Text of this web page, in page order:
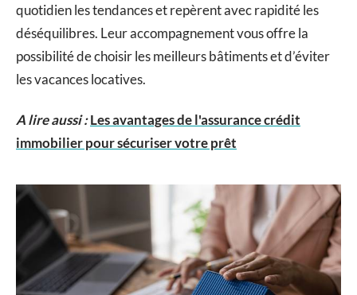
quotidien les tendances et repèrent avec rapidité les
déséquilibres. Leur accompagnement vous offre la
possibilité de choisir les meilleurs bâtiments et d’éviter
les vacances locatives.
A lire aussi :Les avantages de l'assurance crédit
immobilier pour sécuriser votre prêt